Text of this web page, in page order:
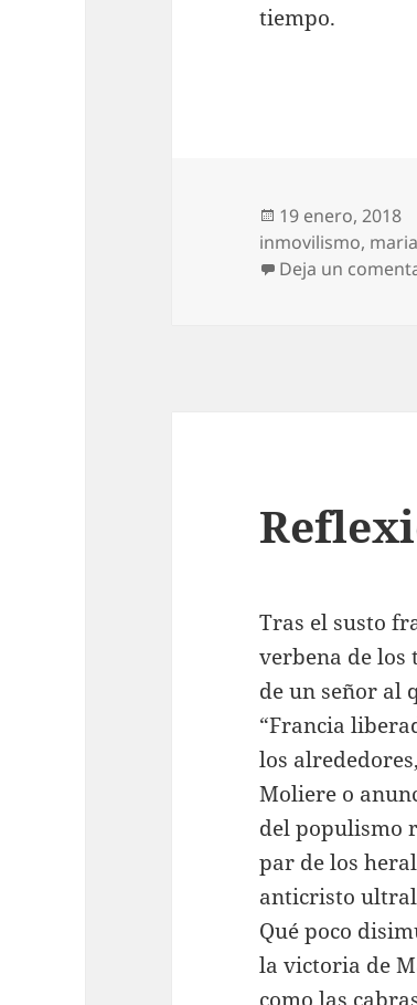
tiempo.
Publicado
el
19 enero, 2018
inmovilismo,
Deja un
Tras el susto
verbena de
de un señor al
“Francia
los
Moliere o
del populismo
par de los
anticristo
Qué poco
la victoria de